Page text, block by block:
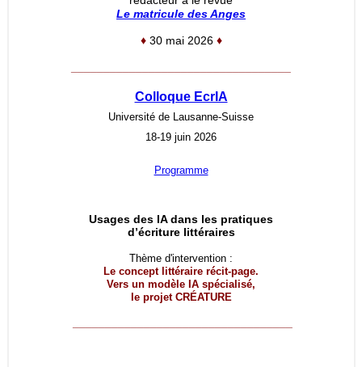
Le matricule des Anges
♦ 30 mai 2026 ♦
Colloque EcrIA
Université de Lausanne-Suisse
18-19 juin 2026
Programme
Usages des IA dans les pratiques
d’écriture littéraires
Thème d'intervention :
Le concept littéraire récit-page.
Vers un modèle IA spécialisé,
le projet CRÉATURE